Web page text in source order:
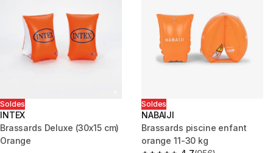
Soldes
INTEX
Brassards Deluxe (30x15 cm)
Orange
Soldes
NABAIJI
Brassards piscine enfant
orange 11-30 kg